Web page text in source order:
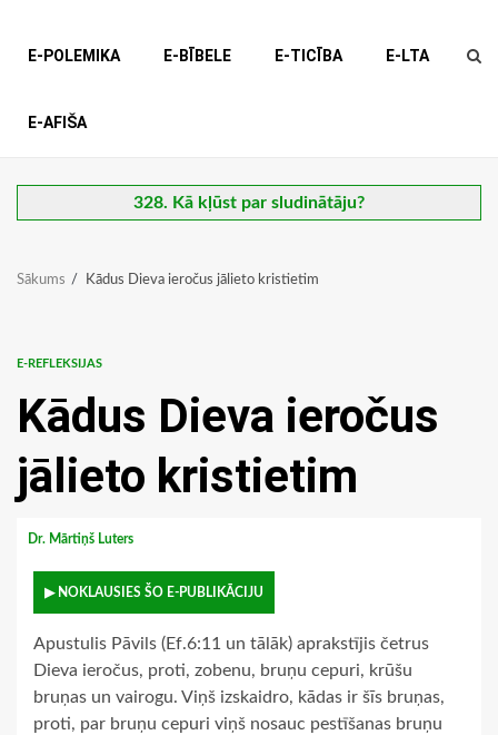
E-POLEMIKA E-BĪBELE E-TICĪBA E-LTA
E-AFIŠA
328. Kā kļūst par sludinātāju?
Sākums Kādus Dieva ieročus jālieto kristietim
E-REFLEKSIJAS
Kādus Dieva ieročus
jālieto kristietim
Dr. Mārtiņš Luters
▶ NOKLAUSIES ŠO E-PUBLIKĀCIJU
Apustulis Pāvils (Ef.6:11 un tālāk) aprakstījis četrus
Dieva ieročus, proti, zobenu, bruņu cepuri, krūšu
bruņas un vairogu. Viņš izskaidro, kādas ir šīs bruņas,
proti, par bruņu cepuri viņš nosauc pestīšanas bruņu